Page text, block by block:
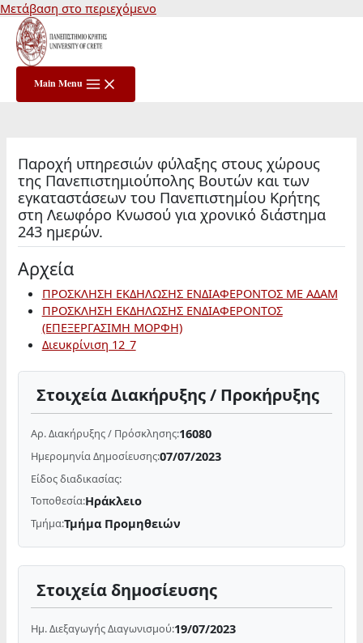
Μετάβαση στο περιεχόμενο
Main Menu
Παροχή υπηρεσιών φύλαξης στους χώρους
της Πανεπιστημιούπολης Βουτών και των
εγκαταστάσεων του Πανεπιστημίου Κρήτης
στη Λεωφόρο Κνωσού για χρονικό διάστημα
243 ημερών.
Αρχεία
ΠΡΟΣΚΛΗΣΗ ΕΚΔΗΛΩΣΗΣ ΕΝΔΙΑΦΕΡΟΝΤΟΣ ΜΕ ΑΔΑΜ
ΠΡΟΣΚΛΗΣΗ ΕΚΔΗΛΩΣΗΣ ΕΝΔΙΑΦΕΡΟΝΤΟΣ
(ΕΠΕΞΕΡΓΑΣΙΜΗ ΜΟΡΦΗ)
Διευκρίνιση 12_7
Στοιχεία Διακήρυξης / Προκήρυξης
Αρ. Διακήρυξης / Πρόσκλησης:16080
Ημερομηνία Δημοσίευσης:07/07/2023
Είδος διαδικασίας:
Τοποθεσία:Ηράκλειο
Τμήμα:Τμήμα Προμηθειών
Στοιχεία δημοσίευσης
Ημ. Διεξαγωγής Διαγωνισμού:19/07/2023